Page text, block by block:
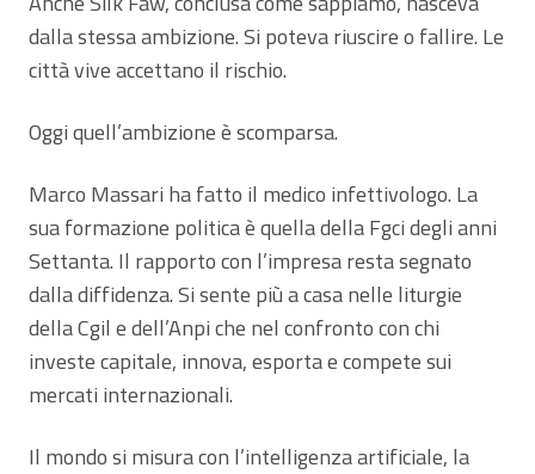
dalla stessa ambizione. Si poteva riuscire o fallire. Le
città vive accettano il rischio.
Oggi quell’ambizione è scomparsa.
Marco Massari ha fatto il medico infettivologo. La
sua formazione politica è quella della Fgci degli anni
Settanta. Il rapporto con l’impresa resta segnato
dalla diffidenza. Si sente più a casa nelle liturgie
della Cgil e dell’Anpi che nel confronto con chi
investe capitale, innova, esporta e compete sui
mercati internazionali.
Il mondo si misura con l’intelligenza artificiale, la